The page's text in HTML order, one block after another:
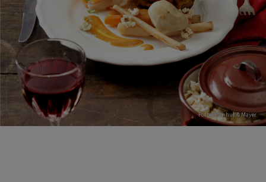
Foto: Eisenhut & Mayer